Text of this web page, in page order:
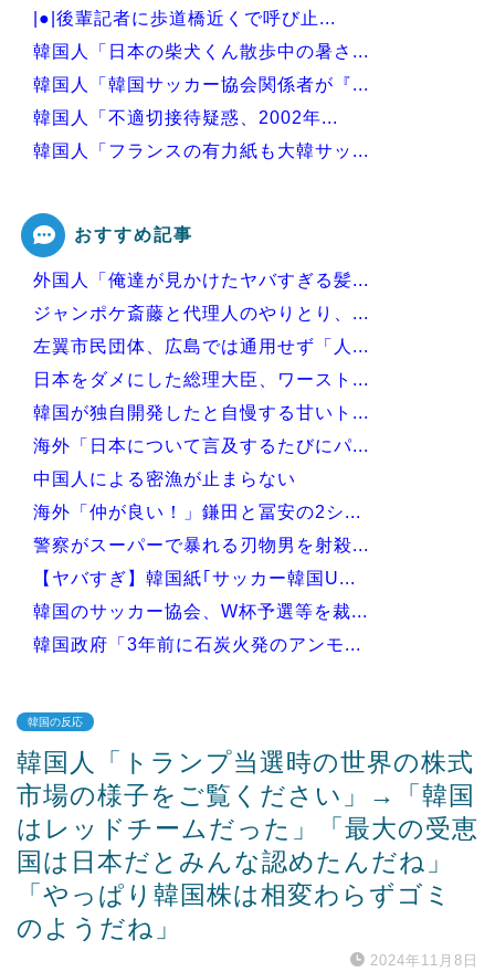
|●|後輩記者に歩道橋近くで呼び止...
韓国人「日本の柴犬くん散歩中の暑さ...
韓国人「韓国サッカー協会関係者が『...
韓国人「不適切接待疑惑、2002年...
韓国人「フランスの有力紙も大韓サッ...
Powered by livedoor 相互RSS
おすすめ記事
外国人「俺達が見かけたヤバすぎる髪...
ジャンポケ斎藤と代理人のやりとり、...
左翼市民団体、広島では通用せず「人...
日本をダメにした総理大臣、ワースト...
韓国が独自開発したと自慢する甘いト...
海外「日本について言及するたびにパ...
中国人による密漁が止まらない
海外「仲が良い！」鎌田と冨安の2シ...
警察がスーパーで暴れる刃物男を射殺...
【ヤバすぎ】韓国紙｢サッカー韓国U...
韓国のサッカー協会、W杯予選等を裁...
韓国政府「3年前に石炭火発のアンモ...
Powered by livedoor 相互RSS
韓国の反応
韓国人「トランプ当選時の世界の株式
市場の様子をご覧ください」→「韓国
はレッドチームだった」「最大の受恵
国は日本だとみんな認めたんだね」
「やっぱり韓国株は相変わらずゴミ
のようだね」
2024年11月8日